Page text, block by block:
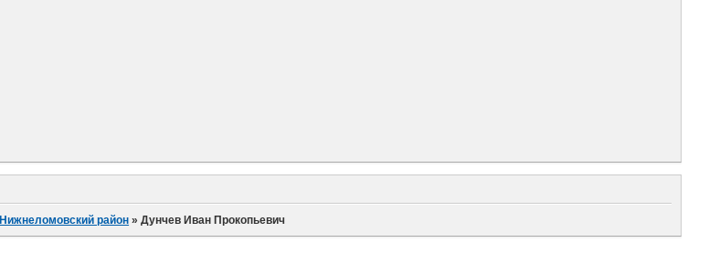
Нижнеломовский район »Дунчев Иван Прокопьевич